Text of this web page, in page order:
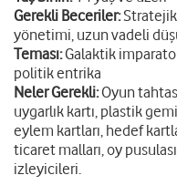
Gerekli Beceriler:Stratejik
yönetimi, uzun vadeli
Teması:Galaktik
politik entrika
Neler Gerekli:Oyun
uygarlık kartı, plastik
eylem kartları, hedef
ticaret malları, oy
izleyicileri.